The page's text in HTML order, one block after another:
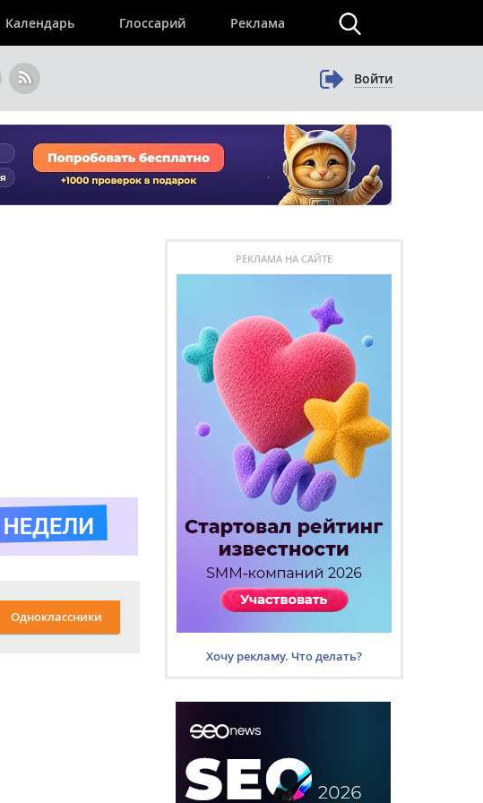
Календарь Глоссарий Реклама
Войти
Одноклассники
РЕКЛАМА НА САЙТЕ
Хочу рекламу. Что делать?